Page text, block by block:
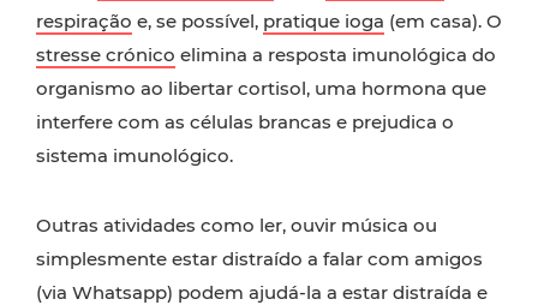
respiração e, se possível, pratique ioga (em casa). O
stresse crónico elimina a resposta imunológica do
organismo ao libertar cortisol, uma hormona que
interfere com as células brancas e prejudica o
sistema imunológico.
Outras atividades como ler, ouvir música ou
simplesmente estar distraído a falar com amigos
(via Whatsapp) podem ajudá-la a estar distraída e